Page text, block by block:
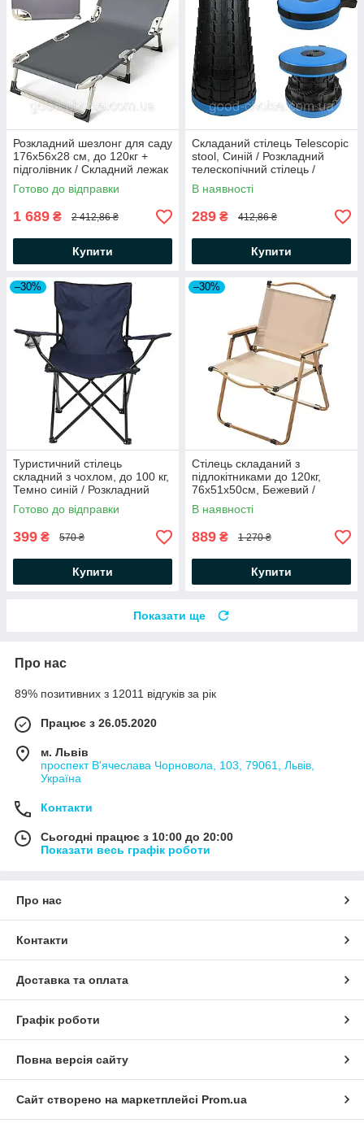
Розкладний шезлонг для саду
176х56х28 см, до 120кг +
підголівник / Складний лежак
/ Садовий шезлонг для пляжу
Готово до відправки
1 689 ₴ 2 412,86 ₴
Купити
Складаний стілець Telescopic
stool, Синій / Розкладний
телескопічний стілець /
Туристичний стілець
В наявності
289 ₴ 412,86 ₴
Купити
–30%
Туристичний стілець
складний з чохлом, до 100 кг,
Темно синій / Розкладний
стілець для риболовлі та
пікніка
Готово до відправки
399 ₴ 570 ₴
Купити
–30%
Стілець складаний з
підлокітниками до 120кг,
76x51x50см, Бежевий /
Розкладний туристичний
стілець / Садовий стілець
В наявності
889 ₴ 1 270 ₴
Купити
Показати ще
Про нас
89% позитивних з 12011 відгуків за рік
Працює з 26.05.2020
м. Львів
проспект В'ячеслава Чорновола, 103, 79061, Львів,
Україна
Контакти
Сьогодні працює з 10:00 до 20:00
Показати весь графік роботи
Про нас
Контакти
Доставка та оплата
Графік роботи
Повна версія сайту
Сайт створено на маркетплейсі Prom.ua